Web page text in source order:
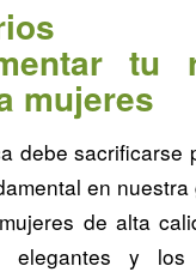
tu
mujeres
debe sacrificarse
en nuestra
de alta
elegantes y los